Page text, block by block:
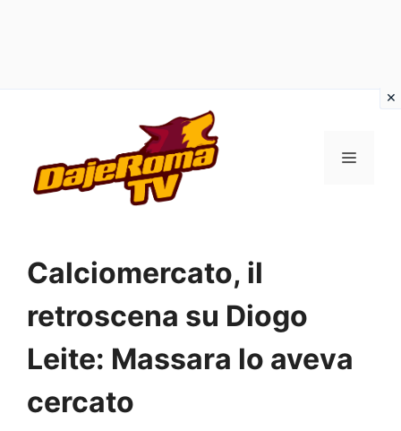
contenuto
MENU
Calciomercato, il
retroscena su Diogo
Leite: Massara lo aveva
cercato